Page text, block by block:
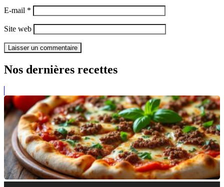
E-mail *
Site web
Nos dernières recettes